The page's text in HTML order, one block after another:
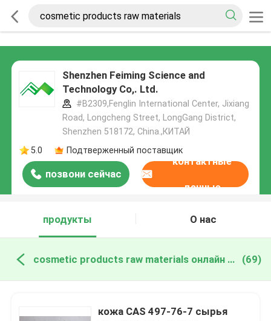
Shenzhen Feiming Science and
Technology Co,. Ltd.
#B2309,Fenglin International Center, Jixiang
Road, Longcheng Street, LongGang District,
Shenzhen 518172, China.,КИТАЙ
5.0
Подтверженный поставщик
позвони сейчас
контактные
данные
продукты О нас
cosmetic products raw materials онлайн производство (69)
кожа CAS 497-76-7 сырья